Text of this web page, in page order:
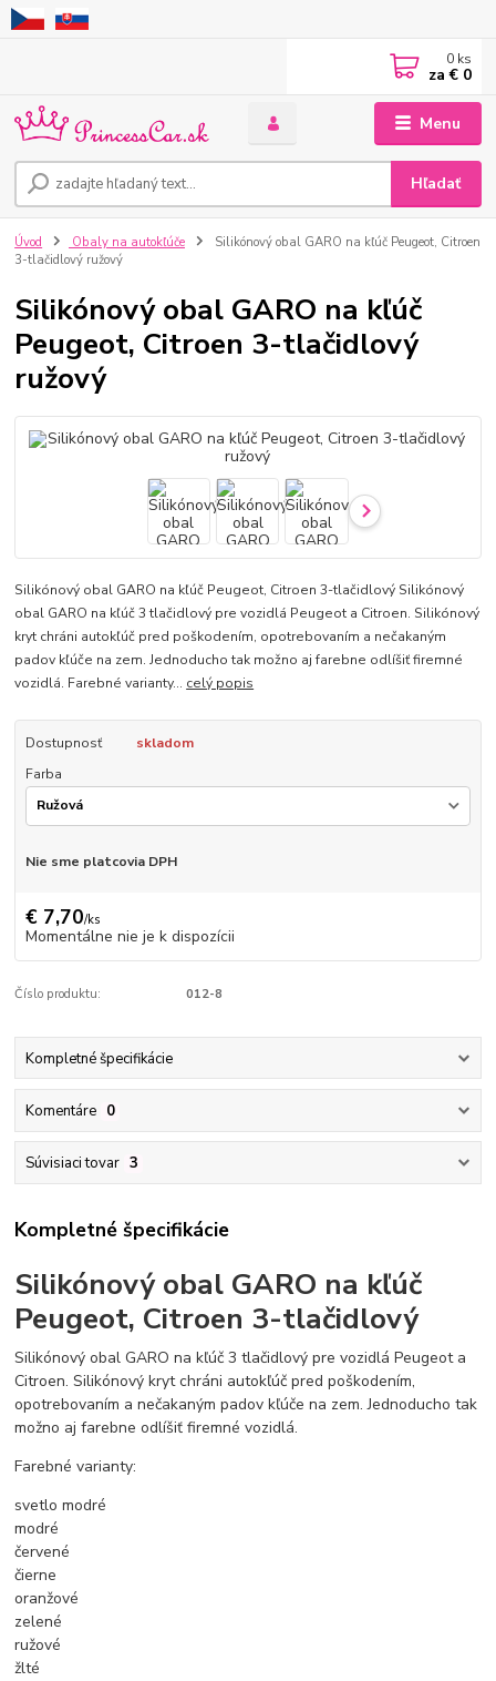
Menu
Hľadať
0 ks
za € 0
Úvod Obaly na autokľúče
Silikónový obal GARO na kľúč Peugeot, Citroen
3-tlačidlový ružový
Silikónový obal GARO na kľúč
Peugeot, Citroen 3-tlačidlový
ružový
Silikónový obal GARO na kľúč Peugeot, Citroen 3-tlačidlový Silikónový
obal GARO na kľúč 3 tlačidlový pre vozidlá Peugeot a Citroen. Silikónový
kryt chráni autokľúč pred poškodením, opotrebovaním a nečakaným
padov kľúče na zem. Jednoducho tak možno aj farebne odlíšiť firemné
vozidlá. Farebné varianty... celý popis
Dostupnosť
skladom
Farba
Nie sme platcovia DPH
€ 7,70/ks
Momentálne nie je k dispozícii
Číslo produktu: 012-8
Kompletné špecifikácie
Komentáre 0
Súvisiaci tovar 3
Kompletné špecifikácie
Silikónový obal GARO na kľúč
Peugeot, Citroen 3-tlačidlový
Silikónový obal GARO na kľúč 3 tlačidlový pre vozidlá Peugeot a
Citroen. Silikónový kryt chráni autokľúč pred poškodením,
opotrebovaním a nečakaným padov kľúče na zem. Jednoducho tak
možno aj farebne odlíšiť firemné vozidlá.
Farebné varianty:
svetlo modré
modré
červené
čierne
oranžové
zelené
ružové
žlté